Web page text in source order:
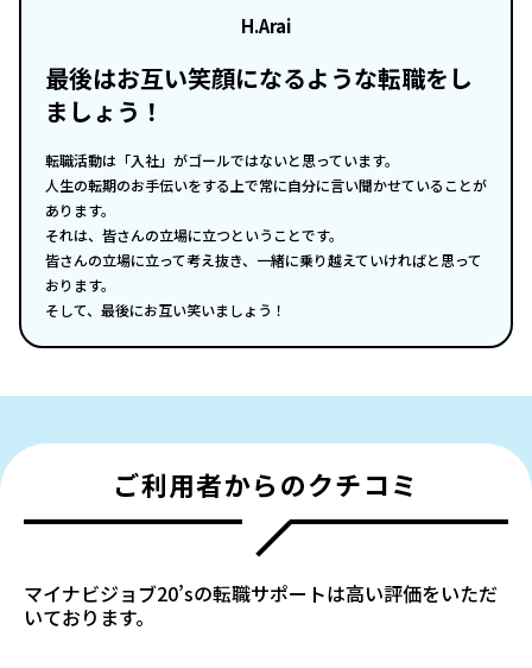
H.Arai
最後はお互い笑顔になるような転職をし
ましょう！
転職活動は「入社」がゴールではないと思っています。
人生の転期のお手伝いをする上で常に自分に言い聞かせていることが
あります。
それは、皆さんの立場に立つということです。
皆さんの立場に立って考え抜き、一緒に乗り越えていければと思って
おります。
そして、最後にお互い笑いましょう！
ご利用者からのクチコミ
マイナビジョブ20’sの転職サポートは高い評価をいただ
いております。